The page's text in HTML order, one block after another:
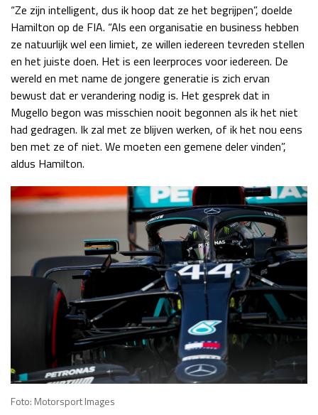
“Ze zijn intelligent, dus ik hoop dat ze het begrijpen”, doelde
Hamilton op de FIA. “Als een organisatie en business hebben
ze natuurlijk wel een limiet, ze willen iedereen tevreden stellen
en het juiste doen. Het is een leerproces voor iedereen. De
wereld en met name de jongere generatie is zich ervan
bewust dat er verandering nodig is. Het gesprek dat in
Mugello begon was misschien nooit begonnen als ik het niet
had gedragen. Ik zal met ze blijven werken, of ik het nou eens
ben met ze of niet. We moeten een gemene deler vinden”,
aldus Hamilton.
Foto: Motorsport Images